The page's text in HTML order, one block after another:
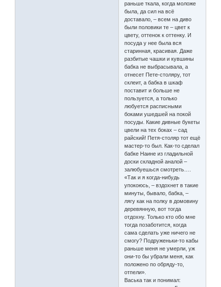
раньше ткала, когда моложе
была, да сил на всё
доставало, – всем на диво
были половики те – цвет к
цвету, оттенок к оттенку. И
посуда у нее была вся
старинная, красивая. Даже
разбитые чашки и кувшины
бабка не выбрасывала, а
отнесет Пете-столяру, тот
склеит, а бабка в шкаф
поставит и больше не
пользуется, а только
любуется расписными
боками ушедшей на покой
посуды. Какие дивные букеты
цвели на тех боках – сад
райский! Петя-столяр тот ещё
мастер-то был. Как-то сделал
бабке Наине из гладильной
доски складной аналой –
залюбуешься смотреть….
«Так и я когда-нибудь
упокоюсь, – вздохнет в такие
минуты, бывало, бабка, –
лягу как на полку в домовину
деревянную, вот тогда
отдохну. Только кто обо мне
тогда позаботится, когда
сама сделать уже ничего не
смогу? Подруженьки-то кабы
раньше меня не умерли, уж
они-то бы убрали меня, как
положено по обряду-то,
отпели».
Васька так и понимал: